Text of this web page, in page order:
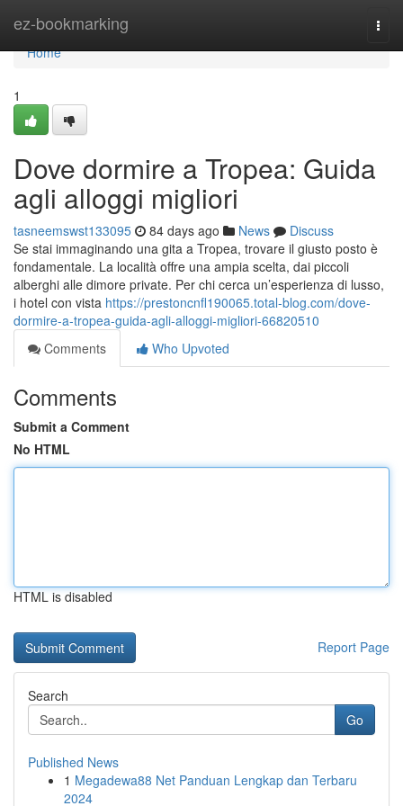
ez-bookmarking
Home
Home
1
Dove dormire a Tropea: Guida
agli alloggi migliori
tasneemswst133095 84 days ago News
Discuss
Se stai immaginando una gita a Tropea, trovare il giusto posto è
fondamentale. La località offre una ampia scelta, dai piccoli
alberghi alle dimore private. Per chi cerca un’esperienza di lusso,
i hotel con vista https://prestoncnfl190065.total-blog.com/dove-
dormire-a-tropea-guida-agli-alloggi-migliori-66820510
Comments
Who Upvoted
Comments
Submit a Comment
No HTML
HTML is disabled
Report Page
Search
Go
Published News
1 Megadewa88 Net Panduan Lengkap dan Terbaru
2024